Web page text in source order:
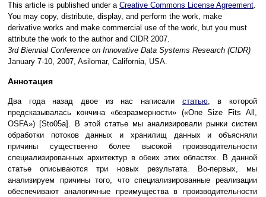
This article is published under a Creative Commons License Agreement.
You may copy, distribute, display, and perform the work, make
derivative works and make commercial use of the work, but you must
attribute the work to the author and CIDR 2007.
3rd Biennial Conference on Innovative Data Systems Research (CIDR)
January 7-10, 2007, Asilomar, California, USA.
Аннотация
Два года назад двое из нас написали статью, в которой
предсказывалась кончина «безразмерности» («One Size Fits All,
OSFA») [Sto05a]. В этой статье мы анализировали рынки систем
обработки потоков данных и хранилищ данных и объясняли
причины существенно более высокой производительности
специализированных архитектур в обеих этих областях. В данной
статье описываются три новых результата. Во-первых, мы
анализируем причины того, что специализированные реализации
обеспечивают аналогичные преимущества в производительности